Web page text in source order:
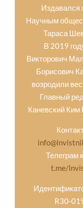
Издавался
Научным
Тараса
В 2019
Викторович
Борисович
возродили
Главный
Каневский Ким
Телеграм
t.me/
R30-